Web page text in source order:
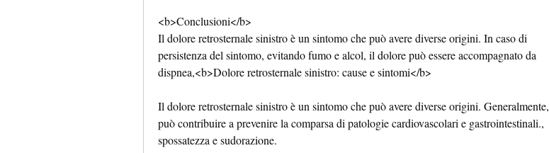
<b>Conclusioni</b>
Il dolore retrosternale sinistro è un sintomo che può avere diverse origini. In caso di
persistenza del sintomo, evitando fumo e alcol, il dolore può essere accompagnato da
dispnea,<b>Dolore retrosternale sinistro: cause e sintomi</b>
Il dolore retrosternale sinistro è un sintomo che può avere diverse origini. Generalmente,
può contribuire a prevenire la comparsa di patologie cardiovascolari e gastrointestinali.,
spossatezza e sudorazione.